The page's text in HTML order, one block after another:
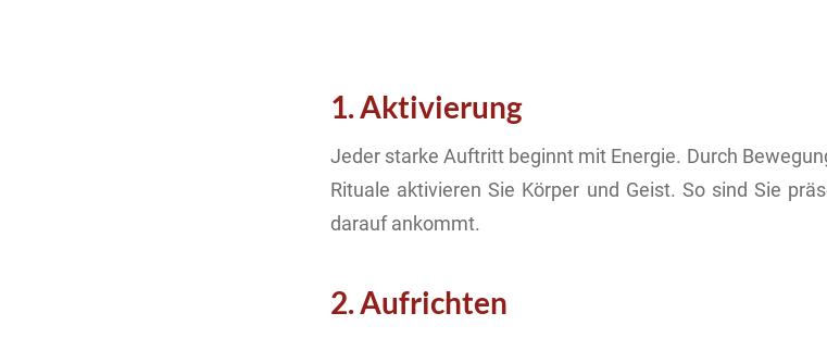
1. Aktivierung
Jeder starke Auftritt beginnt mit Energie. Durch
Rituale aktivieren Sie Körper und Geist. So sind Sie
darauf ankommt.
2. Aufrichten